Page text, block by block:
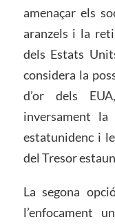
amenaçar els
aranzels i la
dels Estats
considera la
d’or dels
inversament
estatunidenc i
del Tresor
La segona
l’enfocament